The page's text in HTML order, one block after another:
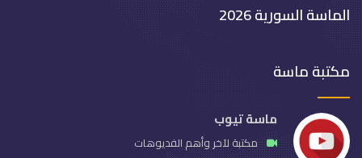
الماسة السورية 2026
مكتبة ماسة
ماسة تيوب
مكتبة لآخر وأهم الفديوهات